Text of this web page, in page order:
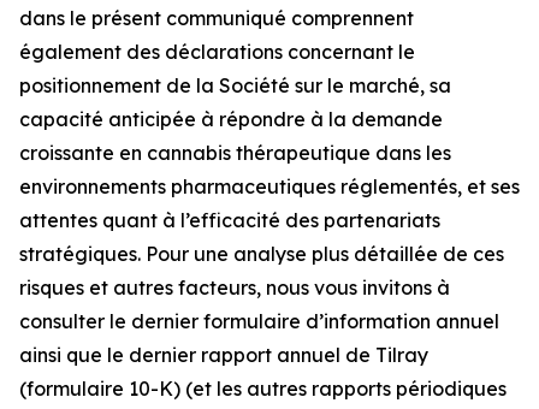
dans le présent communiqué comprennent
également des déclarations concernant le
positionnement de la Société sur le marché, sa
capacité anticipée à répondre à la demande
croissante en cannabis thérapeutique dans les
environnements pharmaceutiques réglementés, et ses
attentes quant à l’efficacité des partenariats
stratégiques. Pour une analyse plus détaillée de ces
risques et autres facteurs, nous vous invitons à
consulter le dernier formulaire d’information annuel
ainsi que le dernier rapport annuel de Tilray
(formulaire 10-K) (et les autres rapports périodiques